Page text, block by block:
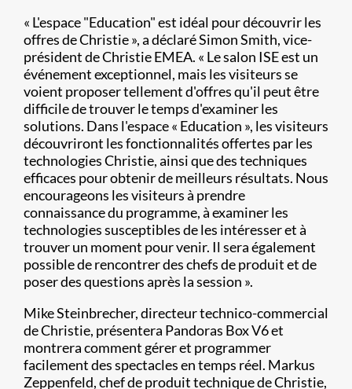
« L'espace "Education" est idéal pour découvrir les
offres de Christie », a déclaré Simon Smith, vice-
président de Christie EMEA. « Le salon ISE est un
événement exceptionnel, mais les visiteurs se
voient proposer tellement d'offres qu'il peut être
difficile de trouver le temps d'examiner les
solutions. Dans l'espace « Education », les visiteurs
découvriront les fonctionnalités offertes par les
technologies Christie, ainsi que des techniques
efficaces pour obtenir de meilleurs résultats. Nous
encourageons les visiteurs à prendre
connaissance du programme, à examiner les
technologies susceptibles de les intéresser et à
trouver un moment pour venir. Il sera également
possible de rencontrer des chefs de produit et de
poser des questions après la session ».
Mike Steinbrecher, directeur technico-commercial
de Christie, présentera Pandoras Box V6 et
montrera comment gérer et programmer
facilement des spectacles en temps réel. Markus
Zeppenfeld, chef de produit technique de Christie,